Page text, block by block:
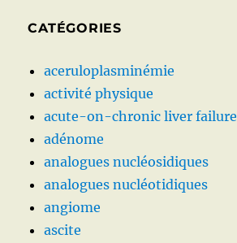
CATÉGORIES
aceruloplasminémie
activité physique
acute-on-chronic liver failure
adénome
analogues nucléosidiques
analogues nucléotidiques
angiome
ascite